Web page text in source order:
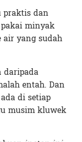
dan
minyak
yang sudah
entah. Dan
di setiap
musim kluwek